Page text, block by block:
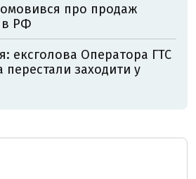
про продаж
в РФ
ексголова Оператора ГТС
перестали заходити у